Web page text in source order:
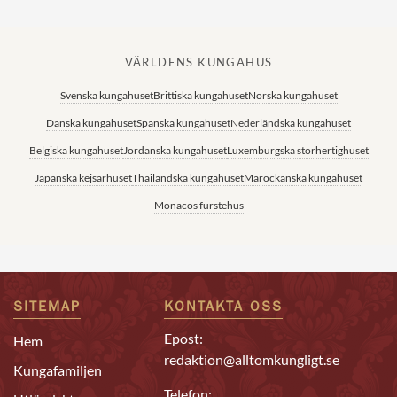
VÄRLDENS KUNGAHUS
Svenska kungahusetBrittiska kungahusetNorska kungahuset
Danska kungahusetSpanska kungahusetNederländska kungahuset
Belgiska kungahusetJordanska kungahusetLuxemburgska storhertighuset
Japanska kejsarhusetThailändska kungahusetMarockanska kungahuset
Monacos furstehus
SITEMAP
Hem
Kungafamiljen
KONTAKTA OSS
Epost:
redaktion@alltomkungligt.se